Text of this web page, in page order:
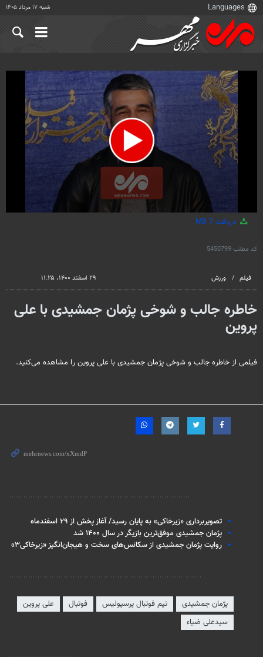
شنبه ۱۷ مرداد ۱۴۰۵
0
seconds
دریافت 7 MB
کد مطلب5450799
فیلم ورزش ۲۹ اسفند ۱۴۰۰، ۱۱:۲۵
خاطره جالب و شوخی پژمان جمشیدی با علی
پروین
فیلمی از خاطره جالب و شوخی پژمان جمشیدی با علی پروین را مشاهده می‌کنید.
تصویربرداری «زیرخاکی» به پایان رسید/ آغاز پخش از ۲۹ اسفندماه
پژمان جمشیدی موفق‌ترین بازیگر در سال ۱۴۰۰ شد
روایت پژمان جمشیدی از سکانس‌های سخت و هیجان‌انگیز «زیرخاکی۳»
پژمان جمشیدی تیم فوتبال پرسپولیس فوتبال
علی پروین
سیدعلی ضیاء